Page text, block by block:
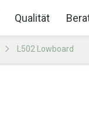
Qualität
L502 Lowboard